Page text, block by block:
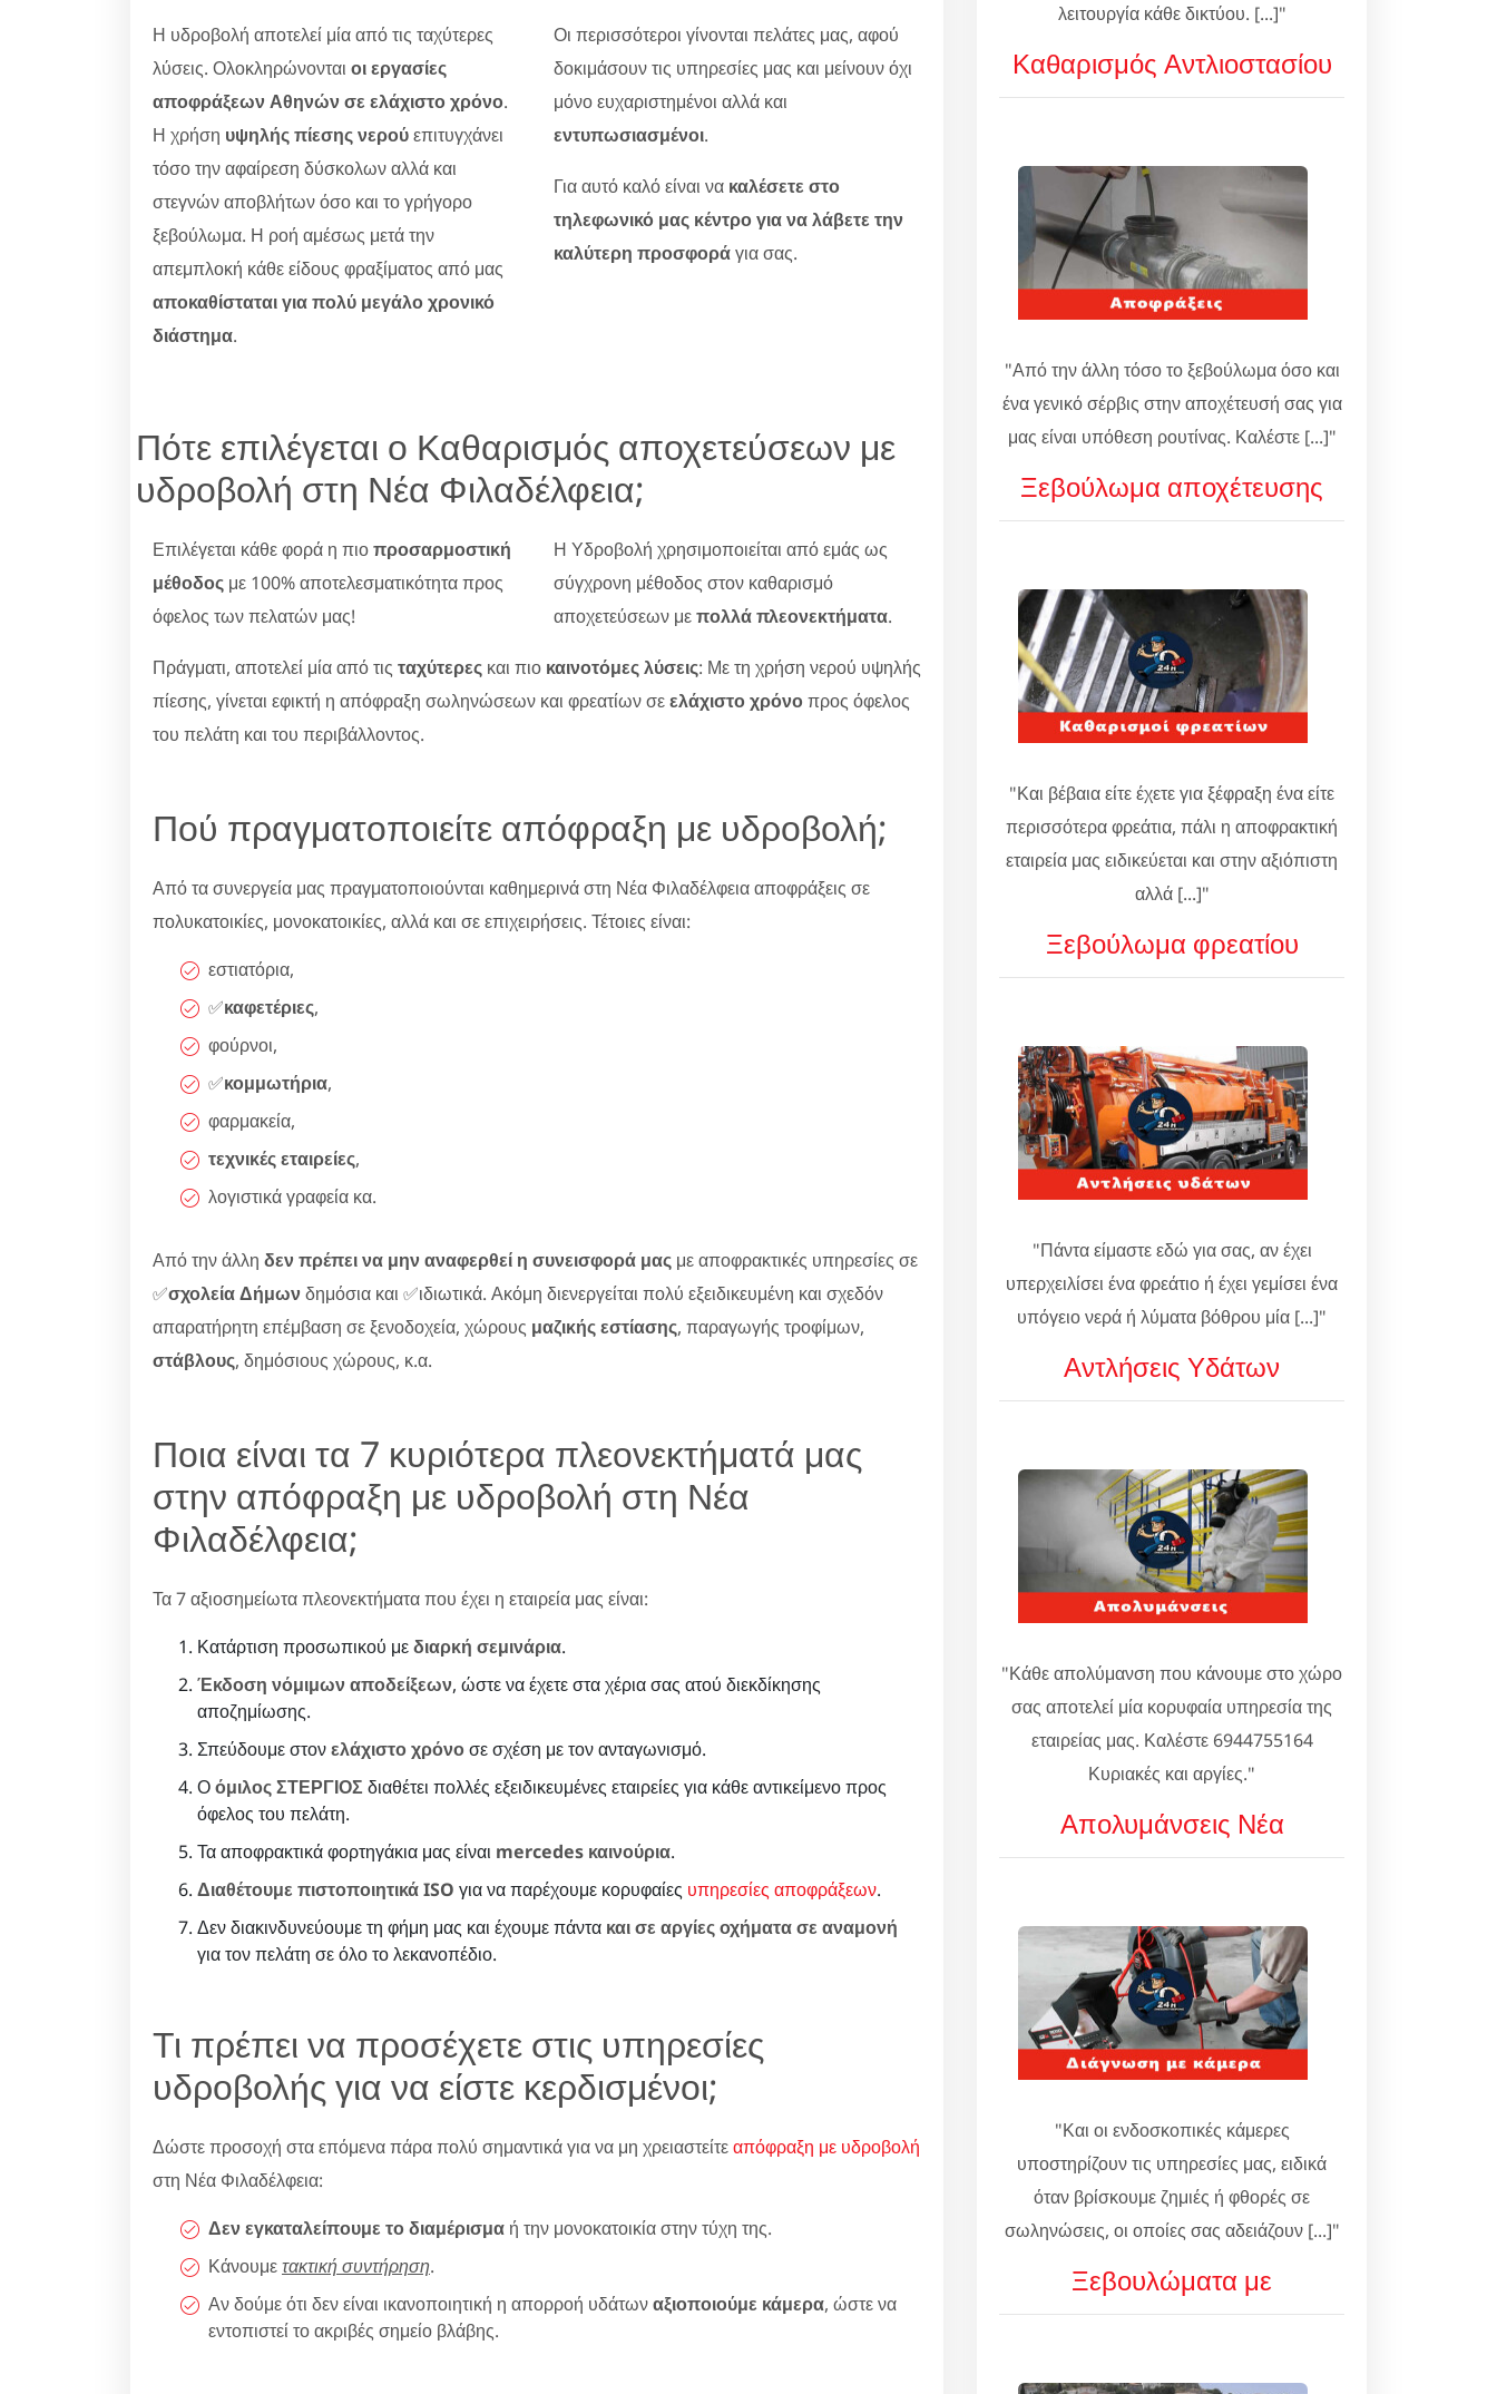
Η υδροβολή αποτελεί μία από τις ταχύτερες
λύσεις. Ολοκληρώνονται οι εργασίες
αποφράξεων Αθηνών σε ελάχιστο χρόνο.
Η χρήση υψηλής πίεσης νερούεπιτυγχάνει
τόσο την αφαίρεση δύσκολων αλλά και
στεγνών αποβλήτων όσο και το γρήγορο
ξεβούλωμα. Η ροή αμέσως μετά την
απεμπλοκή κάθε είδους φραξίματος από μας
αποκαθίσταται για πολύ μεγάλο χρονικό
διάστημα.
Οι περισσότεροι γίνονται πελάτες μας, αφού
δοκιμάσουν τις υπηρεσίες μας και μείνουν όχι
μόνο ευχαριστημένοι αλλά και
εντυπωσιασμένοι.
Για αυτό καλό είναι να καλέσετε στο
τηλεφωνικό μας κέντρο για να λάβετε την
καλύτερη προσφοράγια σας.
Πότε επιλέγεται ο Καθαρισμός αποχετεύσεων με
υδροβολή στη Νέα Φιλαδέλφεια;
Επιλέγεται κάθε φορά η πιοπροσαρμοστική
μέθοδος με 100% αποτελεσματικότητα προς
όφελος των πελατών μας!
Η Υδροβολή χρησιμοποιείται από εμάς ως
σύγχρονη μέθοδος στον καθαρισμό
αποχετεύσεων μεπολλά πλεονεκτήματα.
Πράγματι, αποτελεί μία από τις ταχύτερες και πιο καινοτόμες λύσεις: Με τη χρήση νερού υψηλής
πίεσης, γίνεται εφικτή η απόφραξη σωληνώσεων και φρεατίων σεελάχιστο χρόνοπρος όφελος
του πελάτη και του περιβάλλοντος.
Πού πραγματοποιείτε απόφραξη με υδροβολή;
Από τα συνεργεία μας πραγματοποιούνται καθημερινά στη Νέα Φιλαδέλφεια αποφράξεις σε
πολυκατοικίες, μονοκατοικίες, αλλά και σε επιχειρήσεις. Τέτοιες είναι:
εστιατόρια,
✅καφετέριες,
φούρνοι,
✅κομμωτήρια,
φαρμακεία,
τεχνικές εταιρείες,
λογιστικά γραφεία κα.
Από την άλλη δεν πρέπει να μην αναφερθεί η συνεισφορά μας με αποφρακτικές υπηρεσίες σε
✅σχολεία Δήμωνδημόσια και ✅ιδιωτικά. Ακόμη διενεργείται πολύ εξειδικευμένη και σχεδόν
απαρατήρητη επέμβαση σε ξενοδοχεία, χώρους μαζικής εστίασης, παραγωγής τροφίμων,
στάβλους, δημόσιους χώρους, κ.α.
Ποια είναι τα 7 κυριότερα πλεονεκτήματά μας
στην απόφραξη με υδροβολή στη Νέα
Φιλαδέλφεια;
Τα 7 αξιοσημείωτα πλεονεκτήματα που έχει η εταιρεία μας είναι:
Κατάρτιση προσωπικού μεδιαρκή σεμινάρια.
Έκδοση νόμιμων αποδείξεων, ώστε να έχετε στα χέρια σας ατού διεκδίκησης
αποζημίωσης.
Σπεύδουμε στονελάχιστο χρόνοσε σχέση με τον ανταγωνισμό.
Οόμιλος ΣΤΕΡΓΙΟΣ διαθέτει πολλές εξειδικευμένες εταιρείες για κάθε αντικείμενο προς
όφελος του πελάτη.
Τα αποφρακτικά φορτηγάκια μας είναι mercedes καινούρια.
Διαθέτουμε πιστοποιητικά ISO για να παρέχουμε κορυφαίες υπηρεσίες αποφράξεων.
Δεν διακινδυνεύουμε τη φήμη μας και έχουμε πάντα και σε αργίες οχήματα σε αναμονή
για τον πελάτη σε όλο το λεκανοπέδιο.
Τι πρέπει να προσέχετε στις υπηρεσίες
υδροβολής για να είστε κερδισμένοι;
Δώστε προσοχή στα επόμενα πάρα πολύ σημαντικά για να μη χρειαστείτεαπόφραξη με υδροβολή
στη Νέα Φιλαδέλφεια:
Δεν εγκαταλείπουμε το διαμέρισμα ή την μονοκατοικία στην τύχη της.
Κάνουμετακτική συντήρηση.
Αν δούμε ότι δεν είναι ικανοποιητική η απορροή υδάτωναξιοποιούμε κάμερα, ώστε να
εντοπιστεί το ακριβές σημείο βλάβης.
λειτουργία κάθε δικτύου. [...]"
Καθαρισμός Αντλιοστασίου
"Από την άλλη τόσο το ξεβούλωμα όσο και
ένα γενικό σέρβις στην αποχέτευσή σας για
μας είναι υπόθεση ρουτίνας. Καλέστε [...]"
Ξεβούλωμα αποχέτευσης
"Και βέβαια είτε έχετε για ξέφραξη ένα είτε
περισσότερα φρεάτια, πάλι η αποφρακτική
εταιρεία μας ειδικεύεται και στην αξιόπιστη
αλλά [...]"
Ξεβούλωμα φρεατίου
"Πάντα είμαστε εδώ για σας, αν έχει
υπερχειλίσει ένα φρεάτιο ή έχει γεμίσει ένα
υπόγειο νερά ή λύματα βόθρου μία [...]"
Αντλήσεις Υδάτων
"Κάθε απολύμανση που κάνουμε στο χώρο
σας αποτελεί μία κορυφαία υπηρεσία της
εταιρείας μας. Καλέστε 6944755164
Κυριακές και αργίες."
Απολυμάνσεις Νέα
"Και οι ενδοσκοπικές κάμερες
υποστηρίζουν τις υπηρεσίες μας, ειδικά
όταν βρίσκουμε ζημιές ή φθορές σε
σωληνώσεις, οι οποίες σας αδειάζουν [...]"
Ξεβουλώματα με